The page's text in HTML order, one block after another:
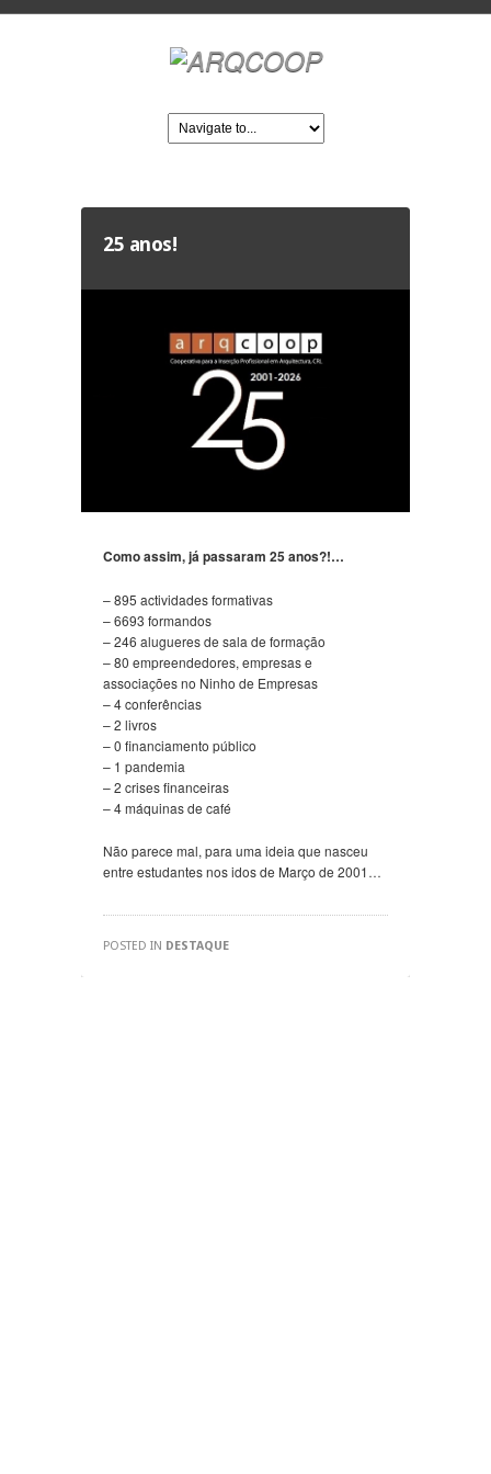
25 anos!
Como assim, já passaram 25 anos?!…
– 895 actividades formativas
– 6693 formandos
– 246 alugueres de sala de formação
– 80 empreendedores, empresas e
associações no Ninho de Empresas
– 4 conferências
– 2 livros
– 0 financiamento público
– 1 pandemia
– 2 crises financeiras
– 4 máquinas de café
Não parece mal, para uma ideia que nasceu
entre estudantes nos idos de Março de 2001…
POSTED IN DESTAQUE